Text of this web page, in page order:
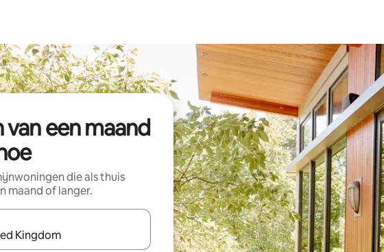
een maand
die als thuis
maand of langer.
beschikbaar zijn, maak je een keuze met je de pijltjestoetsen omhoog en omlaag,